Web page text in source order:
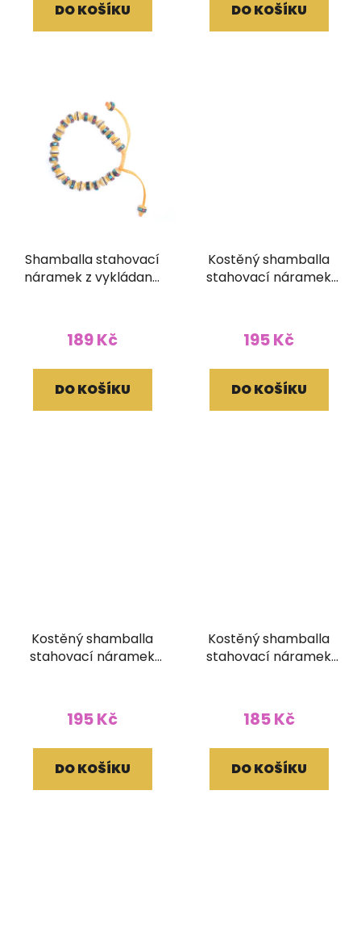
DO KOŠÍKU DO KOŠÍKU
Shamballa stahovací
náramek z vykládané
189 Kč
DO KOŠÍKU
Kostěný shamballa
stahovací náramek
195 Kč
DO KOŠÍKU
Kostěný shamballa
stahovací náramek
195 Kč
DO KOŠÍKU
Kostěný shamballa
stahovací náramek
185 Kč
DO KOŠÍKU